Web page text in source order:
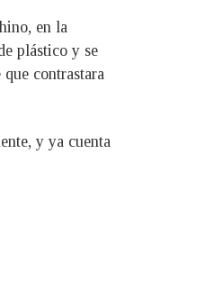
en la
plástico y se
contrastara
y ya cuenta